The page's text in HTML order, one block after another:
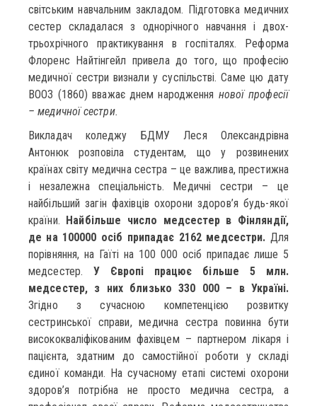
світським навчальним закладом. Підготовка медичних
сестер складалася з однорічного навчання і двох-
трьохрічного практикування в госпіталях. Реформа
Флоренс Найтінгейл привела до того, що професію
медичної сестри визнали у суспільстві. Саме цю дату
ВООЗ (1860) вважає днем народження нової професії
– медичної сестри.
Викладач коледжу БДМУ Леся Олександрівна
Антонюк розповіла студентам, що у розвинених
країнах світу медична сестра – це важлива, престижна
і незалежна спеціальність. Медичні сестри – це
найбільший загін фахівців охорони здоров’я будь-якої
країни. Найбільше число медсестер в Фінляндії,
де на 100000 осіб припадає 2162 медсестри. Для
порівняння, на Гаїті на 100 000 осіб припадає лише 5
медсестер. У Європі працює більше 5 млн.
медсестер, з них близько 330 000 – в Україні.
Згідно з сучасною компетенцією розвитку
сестринської справи, медична сестра повинна бути
висококваліфікованим фахівцем – партнером лікаря і
пацієнта, здатним до самостійної роботи у складі
єдиної команди. На сучасному етапі системі охорони
здоров’я потрібна не просто медична сестра, а